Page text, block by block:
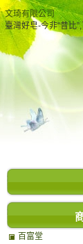
文琦有限公司
臺灣好皂-今非“昔比
百富堂